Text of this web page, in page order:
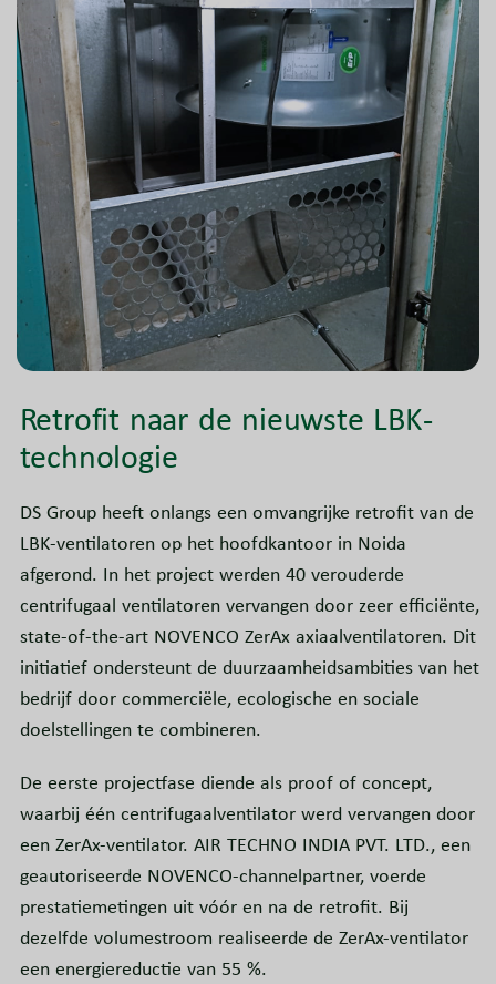
Retrofit naar de nieuwste LBK-
technologie
DS Group heeft onlangs een omvangrijke retrofit van de
LBK-ventilatoren op het hoofdkantoor in Noida
afgerond. In het project werden 40 verouderde
centrifugaal ventilatoren vervangen door zeer efficiënte,
state-of-the-art NOVENCO ZerAx axiaalventilatoren. Dit
initiatief ondersteunt de duurzaamheidsambities van het
bedrijf door commerciële, ecologische en sociale
doelstellingen te combineren.
De eerste projectfase diende als proof of concept,
waarbij één centrifugaalventilator werd vervangen door
een ZerAx-ventilator. AIR TECHNO INDIA PVT. LTD., een
geautoriseerde NOVENCO-channelpartner, voerde
prestatiemetingen uit vóór en na de retrofit. Bij
dezelfde volumestroom realiseerde de ZerAx-ventilator
een energiereductie van 55 %.